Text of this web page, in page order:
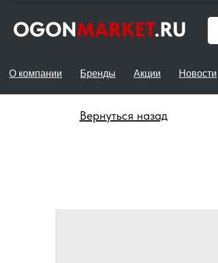
О компании Бренды Акции Новости
Вернуться назад